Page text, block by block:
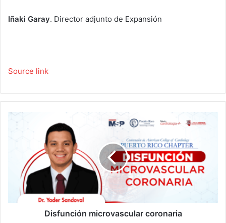
Iñaki Garay. Director adjunto de Expansión
Source link
microvascular
Disfunción microvascular coronaria